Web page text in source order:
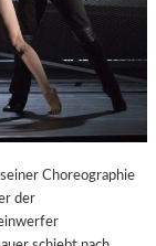
Choreographie
der